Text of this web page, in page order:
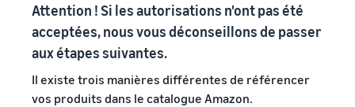
Attention ! Si les autorisations n'ont pas été
acceptées, nous vous déconseillons de passer
aux étapes suivantes.
Il existe trois manières différentes de référencer
vos produits dans le catalogue Amazon.